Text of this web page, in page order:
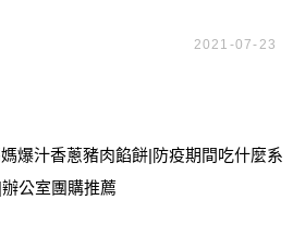
2021-07-23